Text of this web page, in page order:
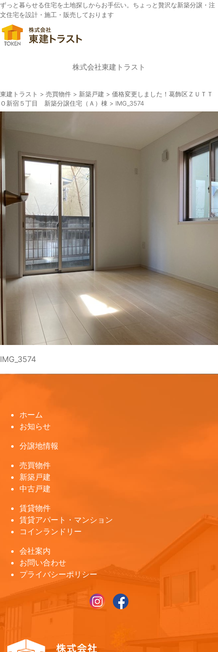
ずっと暮らせる住宅を土地探しからお手伝い。ちょっと贅沢な新築分譲・注
文住宅を設計・施工・販売しております
株式会社東建トラスト
東建トラスト > 売買物件 > 新築戸建 > 価格変更しました！葛飾区ＺＵＴＴ
Ｏ新宿５丁目 新築分譲住宅（Ａ）棟 > IMG_3574
IMG_3574
ホーム
お知らせ
分譲地情報
売買物件
新築戸建
中古戸建
賃貸物件
賃貸アパート・マンション
コインランドリー
会社案内
お問い合わせ
プライバシーポリシー